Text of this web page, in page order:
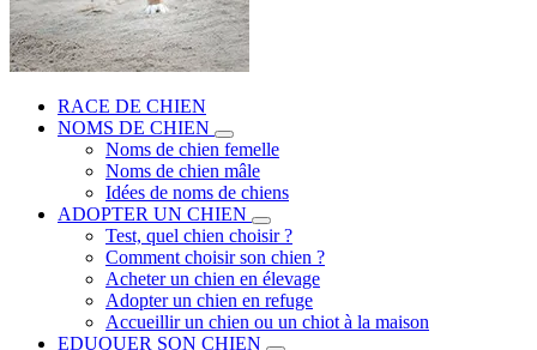
RACE DE CHIEN
NOMS DE CHIEN
Noms de chien femelle
Noms de chien mâle
Idées de noms de chiens
ADOPTER UN CHIEN
Test, quel chien choisir ?
Comment choisir son chien ?
Acheter un chien en élevage
Adopter un chien en refuge
Accueillir un chien ou un chiot à la maison
EDUQUER SON CHIEN